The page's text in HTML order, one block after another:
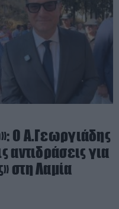
Ο Α.Γεωργιάδης
αντιδράσεις για
στη Λαμία